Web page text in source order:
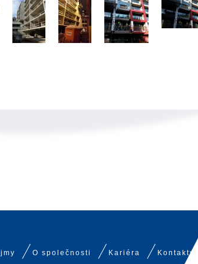
O společnosti Kariéra Kontakty